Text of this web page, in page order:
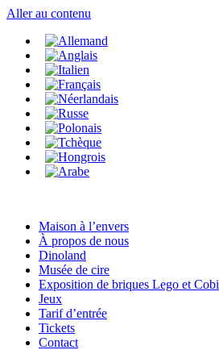
Aller au contenu
Maison à l’envers
À propos de nous
Dinoland
Musée de cire
Exposition de briques Lego et Cobi
Jeux
Tarif d’entrée
Tickets
Contact